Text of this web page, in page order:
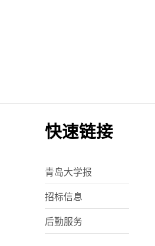
快速链接
青岛大学报
招标信息
后勤服务